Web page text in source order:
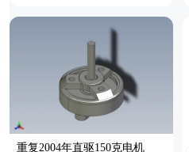
重复2004年直驱150克电机